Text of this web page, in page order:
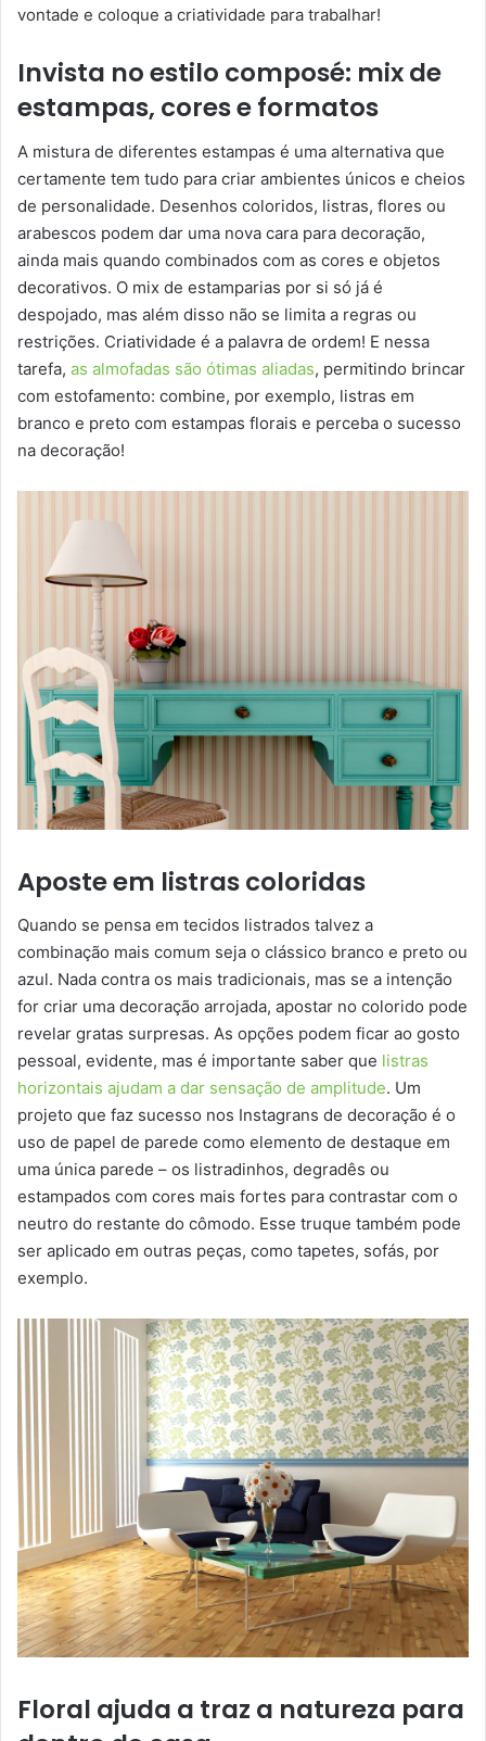
vontade e coloque a criatividade para trabalhar!
Invista no estilo composé: mix de
estampas, cores e formatos
A mistura de diferentes estampas é uma alternativa que
certamente tem tudo para criar ambientes únicos e cheios
de personalidade. Desenhos coloridos, listras, flores ou
arabescos podem dar uma nova cara para decoração,
ainda mais quando combinados com as cores e objetos
decorativos. O mix de estamparias por si só já é
despojado, mas além disso não se limita a regras ou
restrições. Criatividade é a palavra de ordem! E nessa
tarefa, as almofadas são ótimas aliadas, permitindo brincar
com estofamento: combine, por exemplo, listras em
branco e preto com estampas florais e perceba o sucesso
na decoração!
Aposte em listras coloridas
Quando se pensa em tecidos listrados talvez a
combinação mais comum seja o clássico branco e preto ou
azul. Nada contra os mais tradicionais, mas se a intenção
for criar uma decoração arrojada, apostar no colorido pode
revelar gratas surpresas. As opções podem ficar ao gosto
pessoal, evidente, mas é importante saber que listras
horizontais ajudam a dar sensação de amplitude. Um
projeto que faz sucesso nos Instagrans de decoração é o
uso de papel de parede como elemento de destaque em
uma única parede – os listradinhos, degradês ou
estampados com cores mais fortes para contrastar com o
neutro do restante do cômodo. Esse truque também pode
ser aplicado em outras peças, como tapetes, sofás, por
exemplo.
Floral ajuda a traz a natureza para